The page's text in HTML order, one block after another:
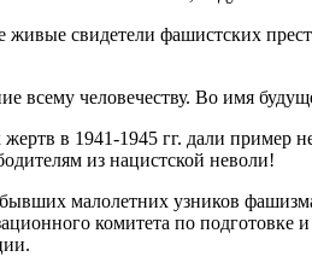
свидетели фашистских
всему человечеству. Во имя
в 1941-1945 гг. дали пример
из нацистской неволи!
малолетних узников
комитета по